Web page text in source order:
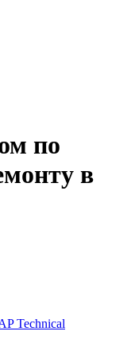
по
в
Technical